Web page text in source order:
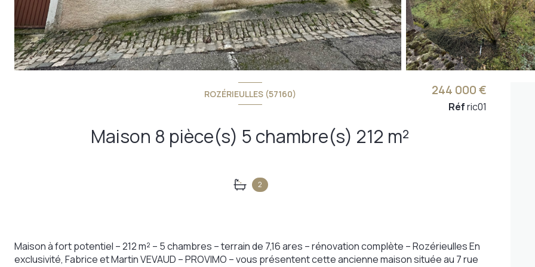
ROZÉRIEULLES (57160)
Maison 8 pièce(s) 5 chambre(s) 212 m²
2
244 000 €
Réfric01
Maison à fort potentiel – 212 m² – 5 chambres – terrain de 7,16 ares – rénovation complète – Rozérieulles En
exclusivité, Fabrice et Martin VEVAUD – PROVIMO – vous présentent cette ancienne maison située au 7 rue